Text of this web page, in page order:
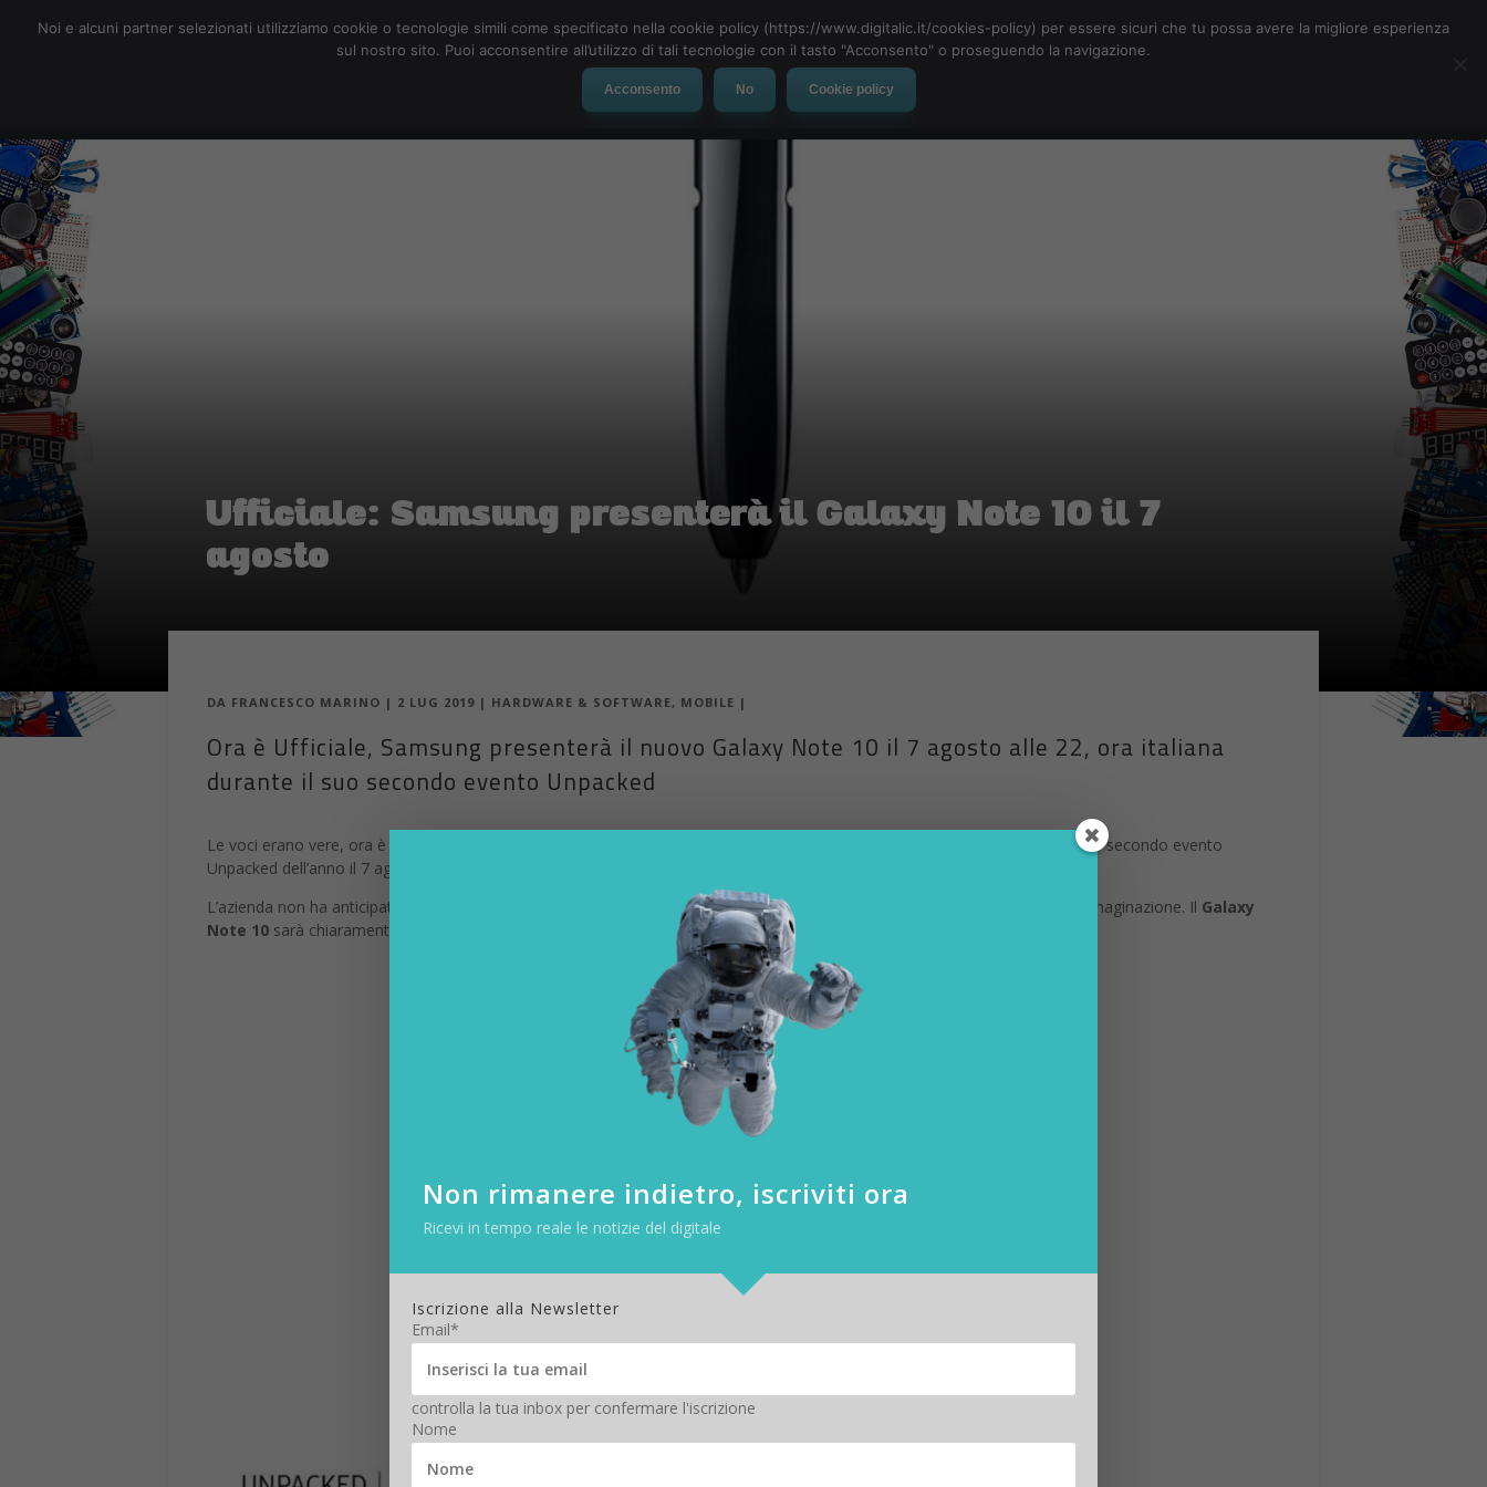
Social Network App Automotive Tech-News
Ufficiale: Samsung presenterà il Galaxy Note 10 il 7
agosto
DA FRANCESCO MARINO | 2 LUG 2019 | HARDWARE & SOFTWARE, MOBILE |
Ora è Ufficiale, Samsung presenterà il nuovo Galaxy Note 10 il 7 agosto alle 22, ora italiana
durante il suo secondo evento Unpacked
Le voci erano vere, ora è ufficiale: Samsung presenterà il
il 7 agosto, la società ha annunciato che terrà il suo secondo evento
Unpacked dell’anno il 7 agosto alle 16:00 Eastern Time, nel Barclays Center di Brooklyn, quando in Italia saranno le 22.
L’azienda non ha anticipato nulla su cosa aspettarsi, ma l’immagine del teaser incentrata sul pennino non lascia molto all’immaginazione. Il Galaxy
Note 10 sarà chiaramente il protagonista dello spettacolo, ed è solo questione di definire gli ultimi dettagli.
Non rimanere indietro, iscriviti ora
Ricevi in tempo reale le notizie del digitale
Iscrizione alla Newsletter
Email*
controlla la tua inbox per confermare l'iscrizione
Nome
Noi e alcuni partner selezionati utilizziamo cookie o tecnologie simili come specificato nella cookie policy (https://www.digitalic.it/cookies-policy) per essere sicuri che tu possa avere la migliore esperienza
sul nostro sito. Puoi acconsentire all’utilizzo di tali tecnologie con il tasto "Acconsento" o proseguendo la navigazione.
Acconsento No Cookie policy